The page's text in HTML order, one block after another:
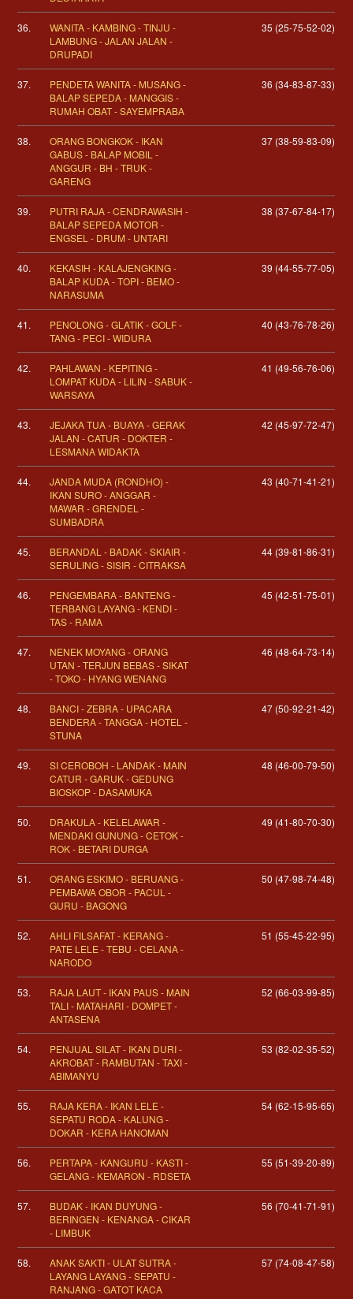
36.
WANITA - KAMBING - TINJU -
LAMBUNG - JALAN JALAN -
DRUPADI
35 (25-75-52-02)
37.
PENDETA WANITA - MUSANG -
BALAP SEPEDA - MANGGIS -
RUMAH OBAT - SAYEMPRABA
36 (34-83-87-33)
38.
ORANG BONGKOK - IKAN
GABUS - BALAP MOBIL -
ANGGUR - BH - TRUK -
GARENG
37 (38-59-83-09)
39.
PUTRI RAJA - CENDRAWASIH -
BALAP SEPEDA MOTOR -
ENGSEL - DRUM - UNTARI
38 (37-67-84-17)
40.
KEKASIH - KALAJENGKING -
BALAP KUDA - TOPI - BEMO -
NARASUMA
39 (44-55-77-05)
41.
PENOLONG - GLATIK - GOLF -
TANG - PECI - WIDURA
40 (43-76-78-26)
42.
PAHLAWAN - KEPITING -
LOMPAT KUDA - LILIN - SABUK -
WARSAYA
41 (49-56-76-06)
43.
JEJAKA TUA - BUAYA - GERAK
JALAN - CATUR - DOKTER -
LESMANA WIDAKTA
42 (45-97-72-47)
44.
JANDA MUDA (RONDHO) -
IKAN SURO - ANGGAR -
MAWAR - GRENDEL -
SUMBADRA
43 (40-71-41-21)
45.
BERANDAL - BADAK - SKIAIR -
SERULING - SISIR - CITRAKSA
44 (39-81-86-31)
46.
PENGEMBARA - BANTENG -
TERBANG LAYANG - KENDI -
TAS - RAMA
45 (42-51-75-01)
47.
NENEK MOYANG - ORANG
UTAN - TERJUN BEBAS - SIKAT
- TOKO - HYANG WENANG
46 (48-64-73-14)
48.
BANCI - ZEBRA - UPACARA
BENDERA - TANGGA - HOTEL -
STUNA
47 (50-92-21-42)
49.
SI CEROBOH - LANDAK - MAIN
CATUR - GARUK - GEDUNG
BIOSKOP - DASAMUKA
48 (46-00-79-50)
50.
DRAKULA - KELELAWAR -
MENDAKI GUNUNG - CETOK -
ROK - BETARI DURGA
49 (41-80-70-30)
51.
ORANG ESKIMO - BERUANG -
PEMBAWA OBOR - PACUL -
GURU - BAGONG
50 (47-98-74-48)
52.
AHLI FILSAFAT - KERANG -
PATE LELE - TEBU - CELANA -
NARODO
51 (55-45-22-95)
53.
RAJA LAUT - IKAN PAUS - MAIN
TALI - MATAHARI - DOMPET -
ANTASENA
52 (66-03-99-85)
54.
PENJUAL SILAT - IKAN DURI -
AKROBAT - RAMBUTAN - TAXI -
ABIMANYU
53 (82-02-35-52)
55.
RAJA KERA - IKAN LELE -
SEPATU RODA - KALUNG -
DOKAR - KERA HANOMAN
54 (62-15-95-65)
56.
PERTAPA - KANGURU - KASTI -
GELANG - KEMARON - RDSETA
55 (51-39-20-89)
57.
BUDAK - IKAN DUYUNG -
BERINGEN - KENANGA - CIKAR
- LIMBUK
56 (70-41-71-91)
58.
ANAK SAKTI - ULAT SUTRA -
LAYANG LAYANG - SEPATU -
RANJANG - GATOT KACA
57 (74-08-47-58)